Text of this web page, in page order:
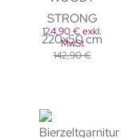
124,90 € exkl.
MwSt
142,90 €